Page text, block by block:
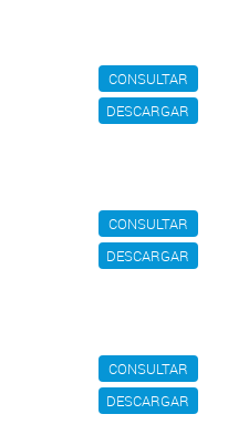
CONSULTAR
DESCARGAR
CONSULTAR
DESCARGAR
CONSULTAR
DESCARGAR